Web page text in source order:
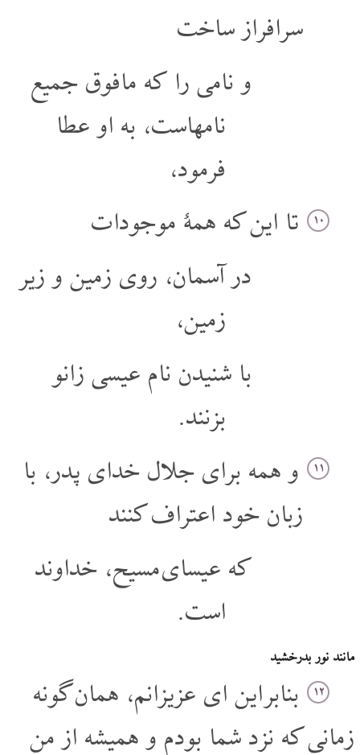
سرافراز ساخت
و نامی را که مافوق جمیع
نامهاست، به او عطا
فرمود،
۱۰ تا این که همۀ موجودات
در آسمان، روی زمین و زیر
زمین،
با شنیدن نام عیسی زانو
بزنند.
۱۱ و همه برای جلال خدای پدر، با
زبان خود اعتراف کنند
که عیسای مسیح، خداوند
است.
مانند نور بدرخشید
۱۲ بنابر این ای عزیزانم، همان گونه
زمانی که نزد شما بودم و همیشه از من